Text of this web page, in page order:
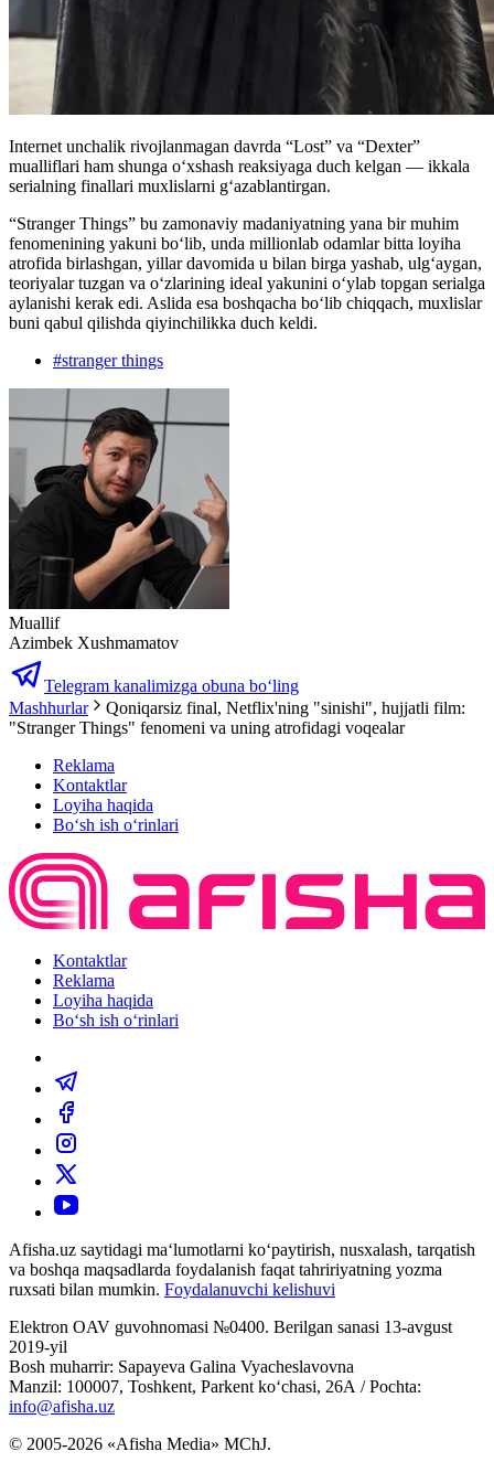
Internet unchalik rivojlanmagan davrda “Lost” va “Dexter”
mualliflari ham shunga o‘xshash reaksiyaga duch kelgan — ikkala
serialning finallari muxlislarni g‘azablantirgan.
“Stranger Things” bu zamonaviy madaniyatning yana bir muhim
fenomenining yakuni bo‘lib, unda millionlab odamlar bitta loyiha
atrofida birlashgan, yillar davomida u bilan birga yashab, ulg‘aygan,
teoriyalar tuzgan va o‘zlarining ideal yakunini o‘ylab topgan serialga
aylanishi kerak edi. Aslida esa boshqacha bo‘lib chiqqach, muxlislar
buni qabul qilishda qiyinchilikka duch keldi.
#stranger things
Muallif
Azimbek Xushmamatov
Telegram kanalimizga obuna bo‘ling
Mashhurlar
Qoniqarsiz final, Netflix'ning "sinishi", hujjatli film:
"Stranger Things" fenomeni va uning atrofidagi voqealar
Reklama
Kontaktlar
Loyiha haqida
Bo‘sh ish o‘rinlari
Kontaktlar
Reklama
Loyiha haqida
Bo‘sh ish o‘rinlari
Afisha.uz saytidagi ma‘lumotlarni ko‘paytirish, nusxalash, tarqatish
va boshqa maqsadlarda foydalanish faqat tahririyatning yozma
ruxsati bilan mumkin. Foydalanuvchi kelishuvi
Elektron OAV guvohnomasi №0400. Berilgan sanasi 13-avgust
2019-yil
Bosh muharrir: Sapayeva Galina Vyacheslavovna
Manzil: 100007, Toshkent, Parkent ko‘chasi, 26А / Pochta:
info@afisha.uz
© 2005-2026 «Afisha Media» MChJ.